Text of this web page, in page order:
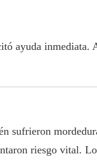
ayuda inmediata.
sufrieron
riesgo vital.